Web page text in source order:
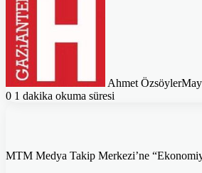
Ahmet Özsöyler
0 1 dakika okuma süresi
MTM Medya Takip Merkezi’ne